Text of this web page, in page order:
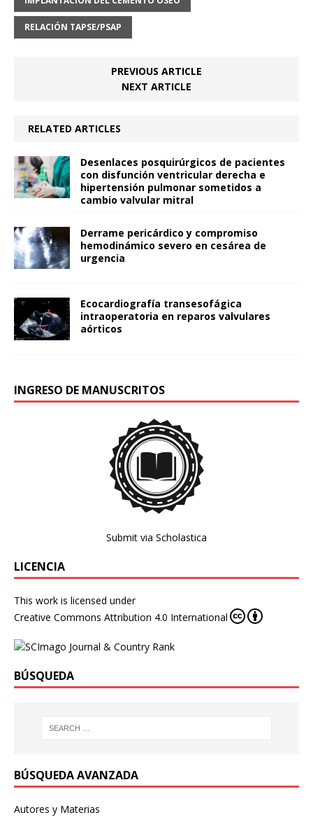
RELACIÓN TAPSE/PSAP
PREVIOUS ARTICLE
NEXT ARTICLE
RELATED ARTICLES
Desenlaces posquirúrgicos de pacientes
con disfunción ventricular derecha e
hipertensión pulmonar sometidos a
cambio valvular mitral
Derrame pericárdico y compromiso
hemodinámico severo en cesárea de
urgencia
Ecocardiografía transesofágica
intraoperatoria en reparos valvulares
aórticos
INGRESO DE MANUSCRITOS
Submit via Scholastica
LICENCIA
This work is licensed under
Creative Commons Attribution 4.0 International
BÚSQUEDA
BÚSQUEDA AVANZADA
Autores y Materias